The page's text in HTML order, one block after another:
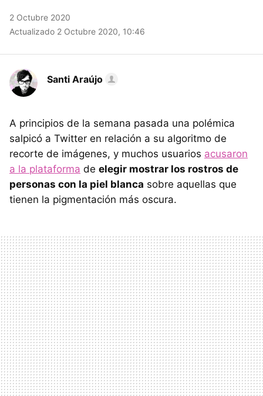
2 Octubre 2020
Actualizado 2 Octubre 2020, 10:46
Santi Araújo
A principios de la semana pasada una polémica
salpicó a Twitter en relación a su algoritmo de
recorte de imágenes, y muchos usuarios acusaron
a la plataforma de elegir mostrar los rostros de
personas con la piel blanca sobre aquellas que
tienen la pigmentación más oscura.